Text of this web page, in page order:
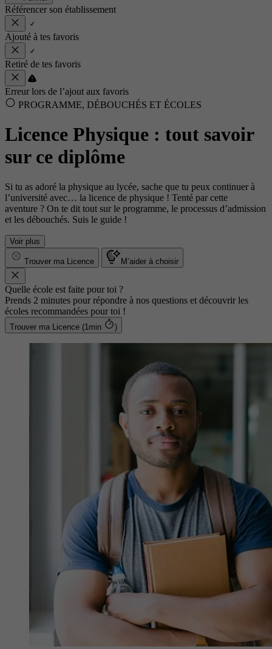
Référencer son établissement
Ajouté à tes favoris
Retiré de tes favoris
Erreur lors de l’ajout aux favoris
PROGRAMME, DÉBOUCHÉS ET ÉCOLES
Licence Physique : tout savoir
sur ce diplôme
Si tu as adoré la physique au lycée, sache que tu peux continuer à
l’université avec… la licence de physique ! Tenté par cette
aventure ? On te dit tout sur le programme, le processus d’admission
et les débouchés. Suis le guide !
Voir plus
Trouver ma Licence M’aider à choisir
Quelle école est faite pour toi ?
Prends 2 minutes pour répondre à nos questions et découvrir les
écoles recommandées pour toi !
Trouver ma Licence (1min )